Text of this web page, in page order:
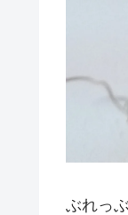
ぶれっ